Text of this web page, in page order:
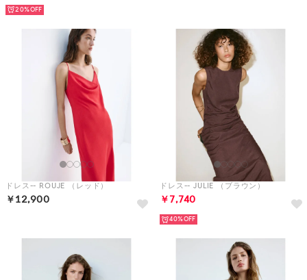
20%
ドレス-- ROUJE （レッド）
￥12,900
ドレス-- JULIE （ブラウン）
￥7,740
40%